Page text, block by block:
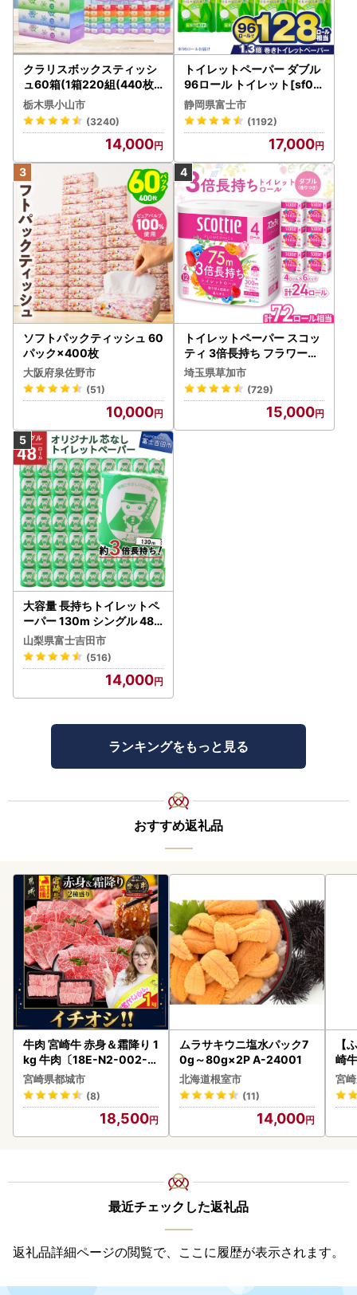
クラリスボックスティッシ
ュ60箱(1箱220組(440枚))
(5個入り×12セット)【配送
不可地域：離島・沖縄県】
【1256759】
栃木県小山市
(3240)
14,000
トイレットペーパー ダブル
96ロール トイレット[sf00
1-012]
静岡県富士市
(1192)
17,000
ソフトパックティッシュ 60
パック×400枚
大阪府泉佐野市
(51)
10,000
トイレットペーパー スコッ
ティ 3倍長持ち フラワーパ
ック 4ロール×6P
埼玉県草加市
(729)
15,000
大容量 長持ちトイレットペ
ーパー 130m シングル 48R
芯なし 3倍巻 トイレット
山梨県富士吉田市
(516)
14,000
ランキングをもっと見る
おすすめ返礼品
牛肉 宮崎牛 赤身＆霜降り 1
kg 牛肉〔18E-N2-002-1
kg-S4A6-CF〕
宮崎県都城市
(8)
18,500
ムラサキウニ塩水パック7
0g～80g×2P A-24001
北海道根室市
(11)
14,000
【
崎
-VO
宮
最近チェックした返礼品
返礼品詳細ページの閲覧で、ここに履歴が表示されます。